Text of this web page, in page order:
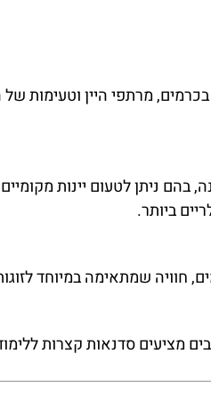
מרתפי היין וטעימות של
ניתן לטעום יינות מקומיים,
ביותר.
חוויה שמתאימה במיוחד
סדנאות קצרות